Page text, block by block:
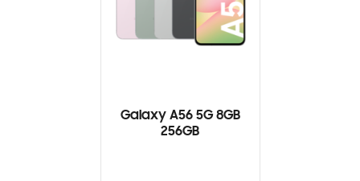
Galaxy A56 5G 8GB
256GB